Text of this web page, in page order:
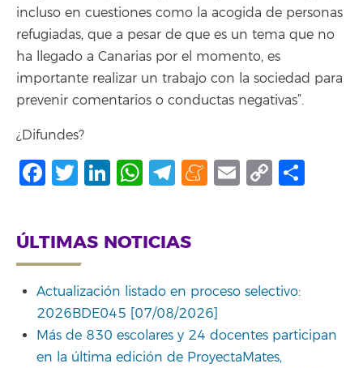
incluso en cuestiones como la acogida de personas
refugiadas, que a pesar de que es un tema que no
ha llegado a Canarias por el momento, es
importante realizar un trabajo con la sociedad para
prevenir comentarios o conductas negativas”.
¿Difundes?
Facebook
Twitter
LinkedIn
WhatsApp
Telegram
Meneame
Email
Copy
ÚLTIMAS NOTICIAS
Actualización listado en proceso selectivo:
2026BDE045 [07/08/2026]
Más de 830 escolares y 24 docentes participan
en la última edición de ProyectaMates,